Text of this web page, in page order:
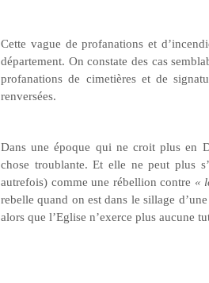
Cette vague de profanations et
département. On constate des cas
profanations de cimetières et de
renversées.
Dans une époque qui ne croit plus en
chose troublante. Et elle ne peut plus
autrefois) comme une rébellion contre «
rebelle quand on est dans le sillage
alors que l’Eglise n’exerce plus aucune